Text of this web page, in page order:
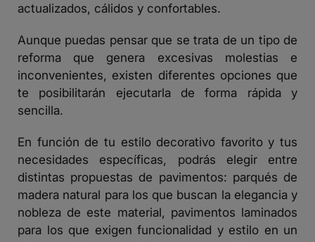
actualizados, cálidos y confortables.
Aunque puedas pensar que se trata de un tipo de
reforma que genera excesivas molestias e
inconvenientes, existen diferentes opciones que
te posibilitarán ejecutarla de forma rápida y
sencilla.
En función de tu estilo decorativo favorito y tus
necesidades específicas, podrás elegir entre
distintas propuestas de pavimentos: parqués de
madera natural para los que buscan la elegancia y
nobleza de este material, pavimentos laminados
para los que exigen funcionalidad y estilo en un